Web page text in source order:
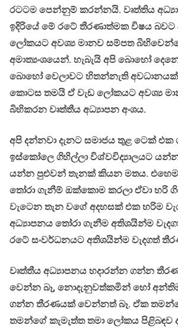
රටටම පෙන්නුම් කරන්නයි. වෘත්තිය
ඉදිරියේ මේ රටේ තීරණාත්මක විෂය
ලෝකයට අවශ්‍ය මානව සම්පත
අමාත්‍යංශයෙන්. හැබැයි අපි බොහෝ
බොහෝ වෙලාවට හිතන්නැති
කොටස තමයි ඒ වැඩ ලෝකයට අවශ්‍ය
බිහිකරන වෘත්තීය අධ්‍යාපන අංශය.
අපි දන්නවා දැනට සමාජය තුළ ටෙක්
ඉස්කෝලෙ ගිහිල්ලා විශ්වවිද්‍යාලයට
යන්න පුළුවන් තැනක් කියන මතය.
තෝරා ගැනීම් ඔක්කොම කරලා ඒවා හරි
වැටෙන තැන වගේ අදහසක් එක හරිම
අධ්‍යාපනය තෝරා ගැනීම අතිශයින්ම
රටේ සංවර්ධනයට අතිශයින්ම වැදගත්
වෘත්තීය අධ්‍යාපනය හදාරන්න ගන්න
වෙන්න බෑ, නොදැනුවත්කමින් හෝ
ගන්න තීරණයක් වෙන්නත් බෑ. ඒක
තමන්ගේ කැමැත්ත තමා ලෝකය පිළිබඳව